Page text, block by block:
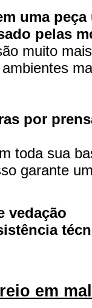
uma
pelas
muito
por
toda sua
garante
vedação
em